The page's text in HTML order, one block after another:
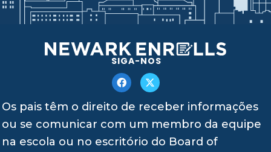
SIGA-NOS
Os pais têm o direito de receber informações
ou se comunicar com um membro da equipe
na escola ou no escritório do Board of